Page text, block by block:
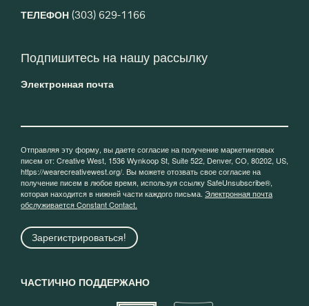
ТЕЛЕФОН (303) 629-1166
Подпишитесь на нашу рассылку
Электронная почта
Отправляя эту форму, вы даете согласие на получение маркетинговых
писем от: Creative West, 1536 Wynkoop St, Suite 522, Denver, CO, 80202, US,
https://wearecreativewest.org/. Вы можете отозвать свое согласие на
получение писем в любое время, используя ссылку SafeUnsubscribe®,
которая находится в нижней части каждого письма. Электронная почта
обслуживается Constant Contact.
Зарегистрироваться!
ЧАСТИЧНО ПОДДЕРЖАНО